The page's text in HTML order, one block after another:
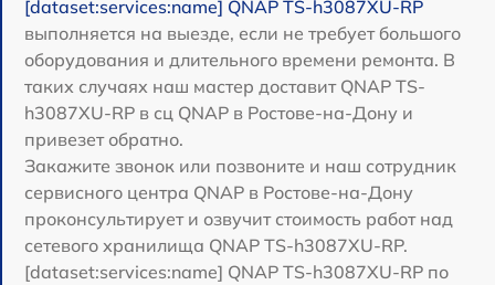
[dataset:services:name] QNAP TS-h3087XU-RP
выполняется на выезде, если не требует большого
оборудования и длительного времени ремонта. В
таких случаях наш мастер доставит QNAP TS-
h3087XU-RP в сц QNAP в Ростове-на-Дону и
привезет обратно.
Закажите звонок или позвоните и наш сотрудник
сервисного центра QNAP в Ростове-на-Дону
проконсультирует и озвучит стоимость работ над
сетевого хранилища QNAP TS-h3087XU-RP.
[dataset:services:name] QNAP TS-h3087XU-RP по